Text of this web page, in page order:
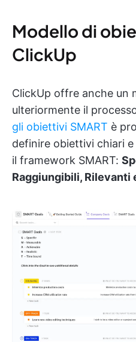
Modello di
ClickUp
ClickUp offre anche un
ulteriormente il
gli obiettivi SMART è
definire obiettivi chiari
il framework SMART:
Raggiungibili, Rilevanti